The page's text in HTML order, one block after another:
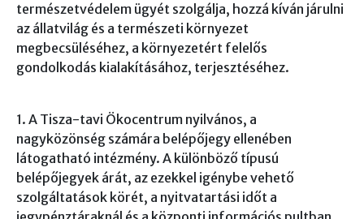
természetvédelem ügyét szolgálja, hozzá kíván járulni
az állatvilág és a természeti környezet
megbecsüléséhez, a környezetért felelős
gondolkodás kialakításához, terjesztéséhez.
1. A Tisza-tavi Ökocentrum nyilvános, a
nagyközönség számára belépőjegy ellenében
látogatható intézmény. A különböző típusú
belépőjegyek árát, az ezekkel igénybe vehető
szolgáltatások körét, a nyitvatartási időt a